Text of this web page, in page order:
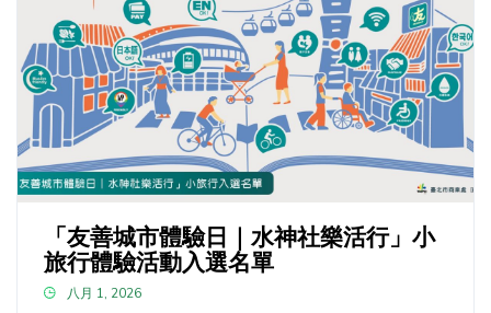
「友善城市體驗日｜水神社樂活行」小
旅行體驗活動入選名單
八月 1, 2026